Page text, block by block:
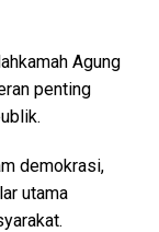
Agung
penting
demokrasi,
utama